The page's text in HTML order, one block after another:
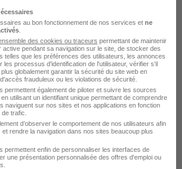
Organisation
G.T.L.A H/F
Temps partiel
plus disponible depuis le 12/06/26
au bon fonctionnement de nos services et ne
des cookies ou traceurs permettant de maintenir
active pendant sa navigation sur le site, de stocker des
telles que les préférences des utilisateurs, les annonces
les processus d'identification de l'utilisateur, vérifier s'il
globalement garantir la sécurité du site web en
frauduleux ou les violations de sécurité.
permettent également de piloter et suivre les sources
utilisant un identifiant unique permettant de comprendre
naviguent sur nos sites et nos applications en fonction
trafic.
d’observer le comportement de nos utilisateurs afin
rendre la navigation dans nos sites beaucoup plus
permettent enfin de personnaliser les interfaces de
une présentation personnalisée des offres d'emploi ou